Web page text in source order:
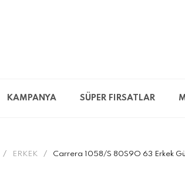
KAMPANYA SÜPER FIRSATLAR
ERKEK Carrera 1058/S 80S9O 63 Erkek